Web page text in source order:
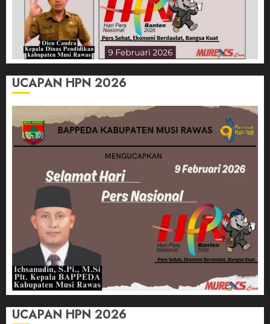
UCAPAN HPN 2026
UCAPAN HPN 2026